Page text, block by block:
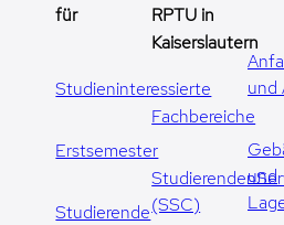
für
Studieninteressierte
Erstsemester
Studierende
RPTU in
Kaiserslautern
Fachbereiche
(SSC)
und
und